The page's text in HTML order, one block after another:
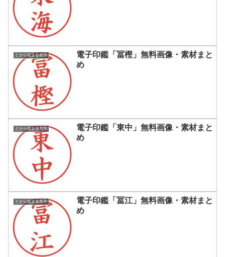
とから始まる名字
電子印鑑「冨樫」無料画像・素材まと
め
とから始まる名字
電子印鑑「東中」無料画像・素材まと
め
とから始まる名字
電子印鑑「冨江」無料画像・素材まと
め